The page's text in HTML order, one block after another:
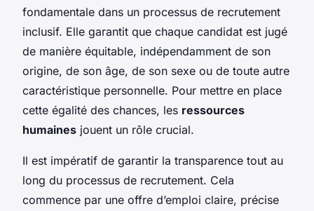
fondamentale dans un processus de recrutement
inclusif. Elle garantit que chaque candidat est jugé
de manière équitable, indépendamment de son
origine, de son âge, de son sexe ou de toute autre
caractéristique personnelle. Pour mettre en place
cette égalité des chances, les ressources
humaines jouent un rôle crucial.
Il est impératif de garantir la transparence tout au
long du processus de recrutement. Cela
commence par une offre d’emploi claire, précise